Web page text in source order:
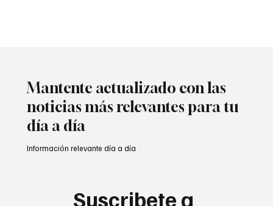
Mantente actualizado con las
noticias más relevantes para tu
día a día